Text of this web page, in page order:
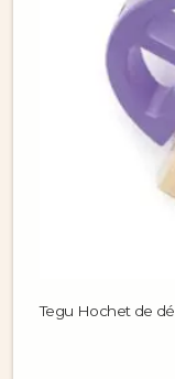
Tegu Hochet de